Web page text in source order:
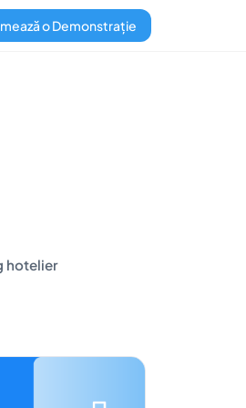
o Demonstrație
hotelier